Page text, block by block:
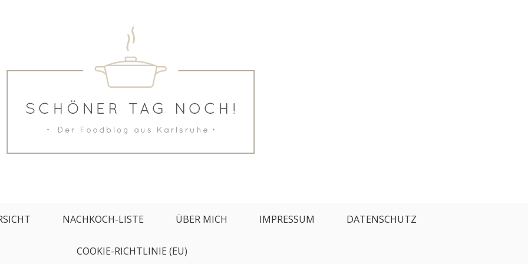
NACHKOCH-LISTE ÜBER MICH IMPRESSUM DATENSCHUTZ
COOKIE-RICHTLINIE (EU)